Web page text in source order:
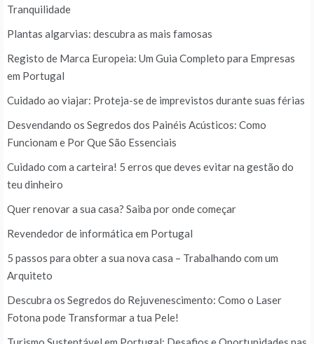
Tranquilidade
Plantas algarvias: descubra as mais famosas
Registo de Marca Europeia: Um Guia Completo para Empresas
em Portugal
Cuidado ao viajar: Proteja-se de imprevistos durante suas férias
Desvendando os Segredos dos Painéis Acústicos: Como
Funcionam e Por Que São Essenciais
Cuidado com a carteira! 5 erros que deves evitar na gestão do
teu dinheiro
Quer renovar a sua casa? Saiba por onde começar
Revendedor de informática em Portugal
5 passos para obter a sua nova casa – Trabalhando com um
Arquiteto
Descubra os Segredos do Rejuvenescimento: Como o Laser
Fotona pode Transformar a tua Pele!